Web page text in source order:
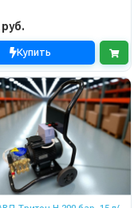
руб.
Купить